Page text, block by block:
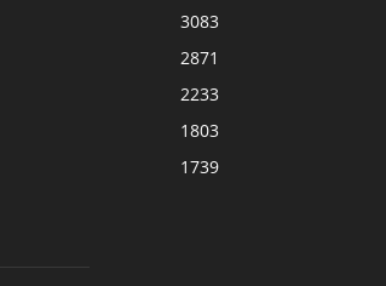
3083
2871
2233
1803
1739